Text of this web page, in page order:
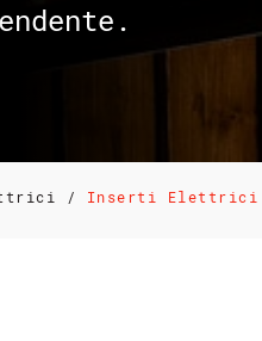
/ Inserti Elettrici